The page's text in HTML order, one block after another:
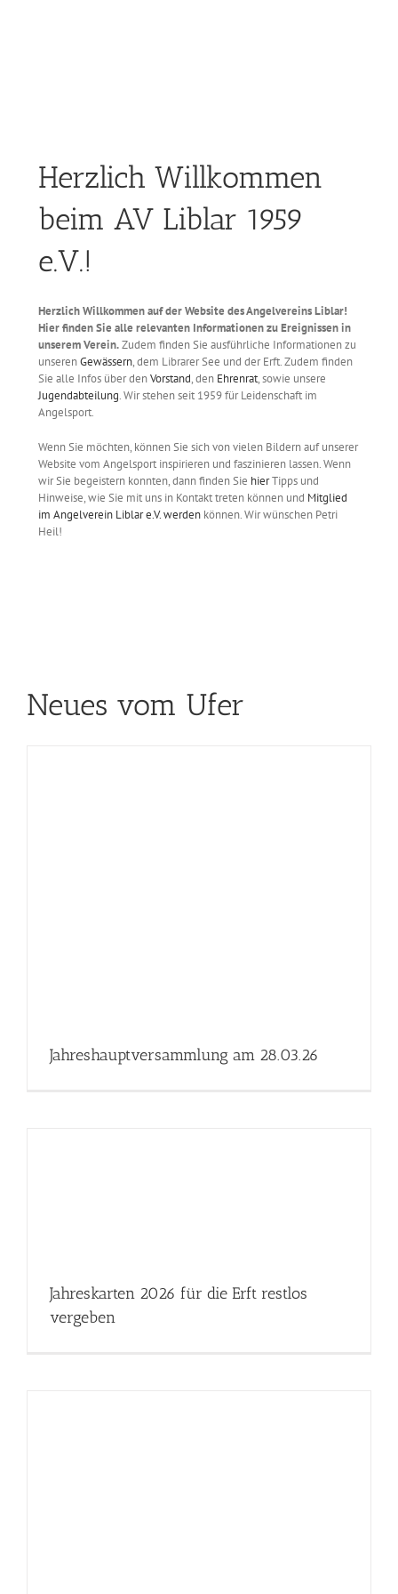
Herzlich Willkommen
beim AV Liblar 1959
e.V.!
Herzlich Willkommen auf der Website des Angelvereins Liblar!
Hier finden Sie alle relevanten Informationen zu Ereignissen in
unserem Verein.Zudem finden Sie ausführliche Informationen zu
unserenGewässern, dem Librarer See und der Erft. Zudem finden
Sie alle Infos über denVorstand, den Ehrenrat, sowie unsere
Jugendabteilung. Wir stehen seit 1959 für Leidenschaft im
Angelsport.
Wenn Sie möchten, können Sie sich von vielen Bildern auf unserer
Website vom Angelsport inspirieren und faszinieren lassen. Wenn
wir Sie begeistern konnten, dann finden Sie hierTipps und
Hinweise, wie Sie mit uns in Kontakt treten können und Mitglied
im Angelverein Liblar e.V. werden können. Wir wünschen Petri
Heil!
Neues vom Ufer
Jahreshauptversammlung am 28.03.26
Jahreskarten 2026 für die Erft restlos
vergeben